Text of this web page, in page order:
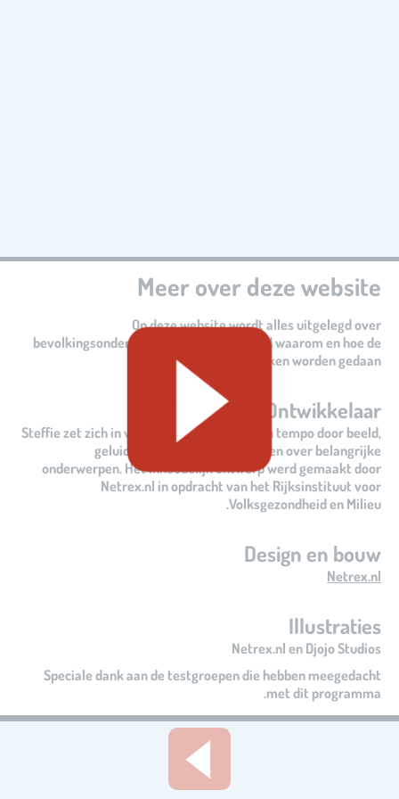
Meer over deze website
Op deze website wordt alles uitgelegd over
bevolkingsonderzoeken. Er wordt verteld waarom en hoe de
onderzoeken worden gedaan.
Ontwikkelaar
Steffie zet zich in voor iedereen die in eigen tempo door beeld,
geluid en oefenen meer wil leren over belangrijke
onderwerpen. Het inhoudelijk ontwerp werd gemaakt door
Netrex.nl in opdracht van het Rijksinstituut voor
Volksgezondheid en Milieu.
Design en bouw
Netrex.nl
Illustraties
Netrex.nl en Djojo Studios
Speciale dank aan de testgroepen die hebben meegedacht
met dit programma.